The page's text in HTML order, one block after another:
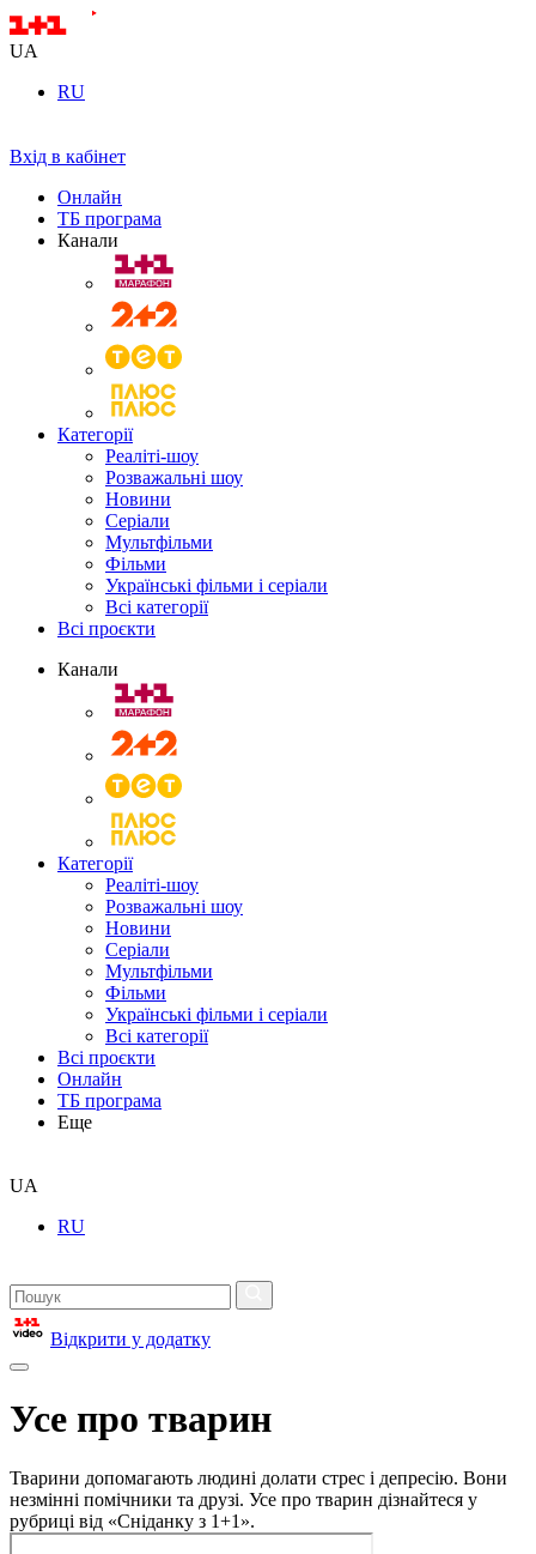
UA
RU
Вхід в кабінет
Онлайн
ТБ програма
Канали
Категорії
Реаліті-шоу
Розважальні шоу
Новини
Серіали
Мультфільми
Фільми
Українські фільми і серіали
Всі категорії
Всі проєкти
Канали
Категорії
Реаліті-шоу
Розважальні шоу
Новини
Серіали
Мультфільми
Фільми
Українські фільми і серіали
Всі категорії
Всі проєкти
Онлайн
ТБ програма
Еще
UA
RU
Відкрити у додатку
Усе про тварин
Тварини допомагають людині долати стрес і депресію. Вони
незмінні помічники та друзі. Усе про тварин дізнайтеся у
рубриці від «Сніданку з 1+1».